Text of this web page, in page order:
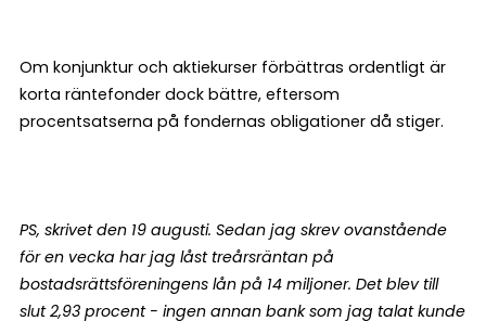
Om konjunktur och aktiekurser förbättras ordentligt är
korta räntefonder dock bättre, eftersom
procentsatserna på fondernas obligationer då stiger.
PS, skrivet den 19 augusti. Sedan jag skrev ovanstående
för en vecka har jag låst treårsräntan på
bostadsrättsföreningens lån på 14 miljoner. Det blev till
slut 2,93 procent - ingen annan bank som jag talat kunde